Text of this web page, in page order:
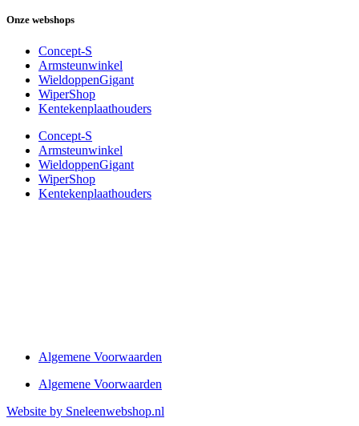
Onze webshops
Concept-S
Armsteunwinkel
WieldoppenGigant
WiperShop
Kentekenplaathouders
Concept-S
Armsteunwinkel
WieldoppenGigant
WiperShop
Kentekenplaathouders
Algemene Voorwaarden
Algemene Voorwaarden
Website by Sneleenwebshop.nl